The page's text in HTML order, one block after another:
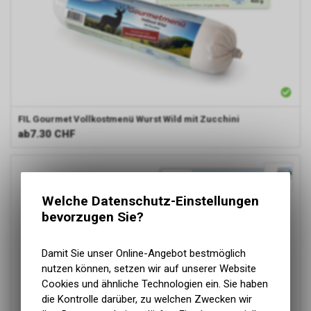
FIL Gourmet Vollkostmenü Wurst Wild mit Zucchini
ab7.30 CHF
Welche Datenschutz-Einstellungen
bevorzugen Sie?
Damit Sie unser Online-Angebot bestmöglich
nutzen können, setzen wir auf unserer Website
Cookies und ähnliche Technologien ein. Sie haben
die Kontrolle darüber, zu welchen Zwecken wir